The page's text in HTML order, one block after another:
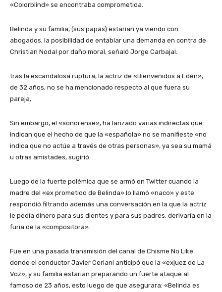
«Colorblind» se encontraba comprometida.
Belinda y su familia, (sus papás) estarían ya viendo con
abogados, la posibilidad de entablar una demanda en contra de
Christian Nodal por daño moral, señaló Jorge Carbajal.
tras la escandalosa ruptura, la actriz de «Bienvenidos a Edén»,
de 32 años, no se ha mencionado respecto al que fuera su
pareja,
Sin embargo, el «sonorense», ha lanzado varias indirectas que
indican que el hecho de que la «española» no se manifieste «no
indica que no actúe a través de otras personas», ya sea su mamá
u otras amistades, sugirió.
Luego de la fuerte polémica que se armó en Twitter cuando la
madre del «ex prometido de Belinda» lo llamó «naco» y este
respondió filtrando además una conversación en la que la actriz
le pedía dinero para sus dientes y para sus padres, derivaría en la
furia de la «compositora».
Fue en una pasada transmisión del canal de Chisme No Like
donde el conductor Javier Ceriani anticipó que la «exjuez de La
Voz», y su familia estarían preparando un fuerte ataque al
famoso de 23 años, esto luego de que asegurara: «Belinda es